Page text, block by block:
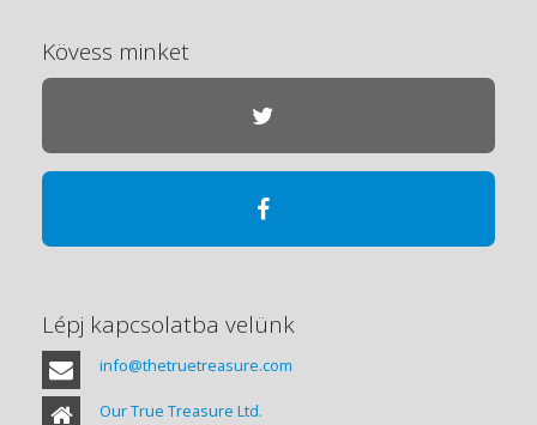
Kövess minket
Lépj kapcsolatba velünk
info@thetruetreasure.com
Our True Treasure Ltd.